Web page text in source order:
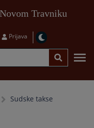
Travniku
Prijava
Sudske takse